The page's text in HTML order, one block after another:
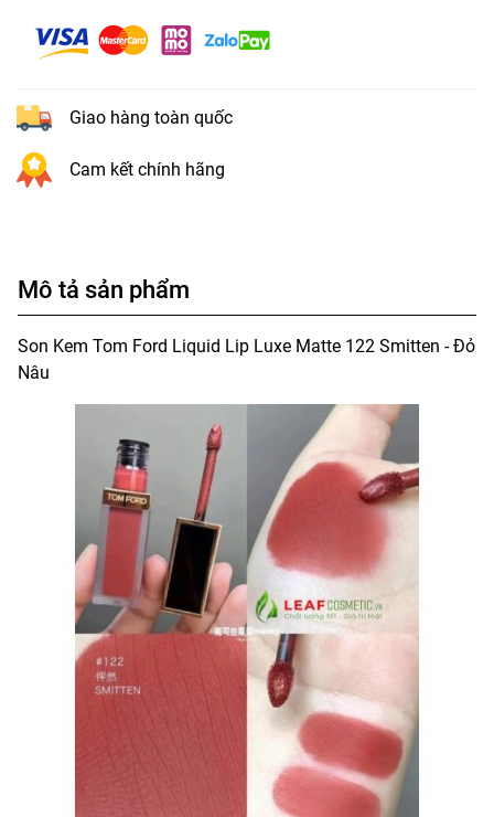
Giao hàng toàn quốc
Cam kết chính hãng
Mô tả sản phẩm
Son Kem Tom Ford Liquid Lip Luxe Matte 122 Smitten - Đỏ
Nâu